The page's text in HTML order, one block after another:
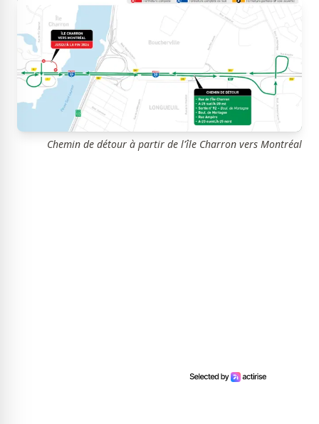
Chemin de détour à partir de l'île Charron vers Montréal